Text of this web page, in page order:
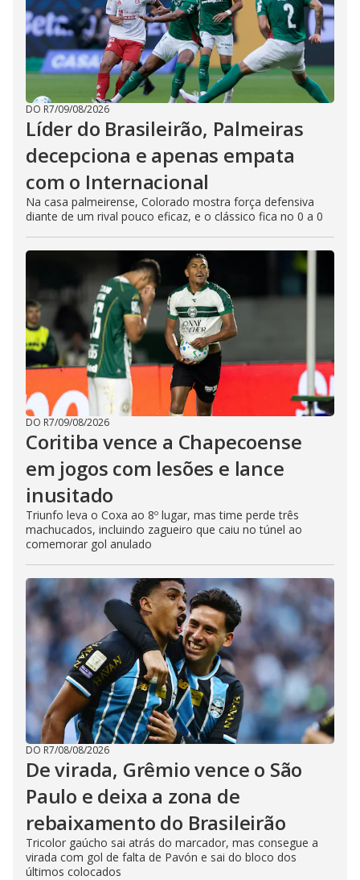
DO R7/09/08/2026
Líder do Brasileirão, Palmeiras
decepciona e apenas empata
com o Internacional
Na casa palmeirense, Colorado mostra força defensiva
diante de um rival pouco eficaz, e o clássico fica no 0 a 0
DO R7/09/08/2026
Coritiba vence a Chapecoense
em jogos com lesões e lance
inusitado
Triunfo leva o Coxa ao 8º lugar, mas time perde três
machucados, incluindo zagueiro que caiu no túnel ao
comemorar gol anulado
DO R7/08/08/2026
De virada, Grêmio vence o São
Paulo e deixa a zona de
rebaixamento do Brasileirão
Tricolor gaúcho sai atrás do marcador, mas consegue a
virada com gol de falta de Pavón e sai do bloco dos
últimos colocados